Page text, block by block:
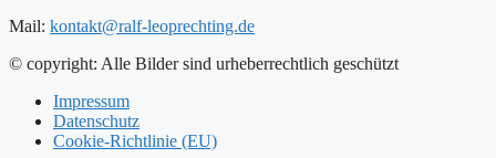
Mail: kontakt@ralf-leoprechting.de
© copyright: Alle Bilder sind urheberrechtlich geschützt
Impressum
Datenschutz
Cookie-Richtlinie (EU)